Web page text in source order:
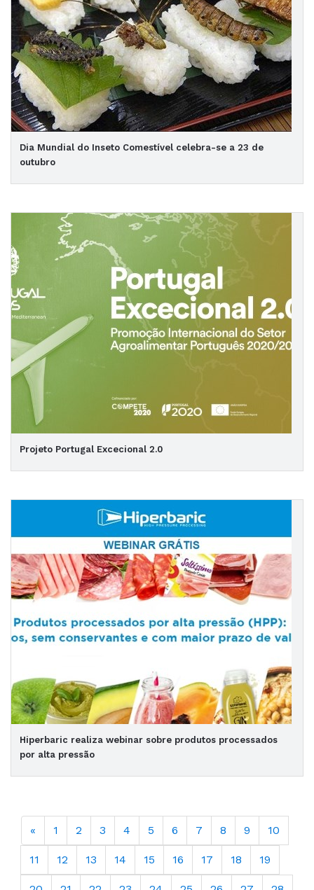
Dia Mundial do Inseto Comestível celebra-se a 23 de
outubro
Projeto Portugal Excecional 2.0
Hiperbaric realiza webinar sobre produtos processados
por alta pressão
« 1 2 3 4 5 6 7 8 9 10
11 12 13 14 15 16 17 18 19